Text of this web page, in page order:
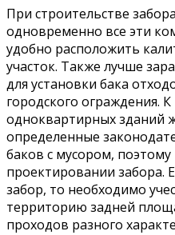
При строительстве
одновременно все эти
удобно расположить
участок. Также лучше
для установки бака
городского ограждения.
одноквартирных зданий
определенные
баков с мусором,
проектировании забора.
забор, то необходимо
территорию задней
проходов разного